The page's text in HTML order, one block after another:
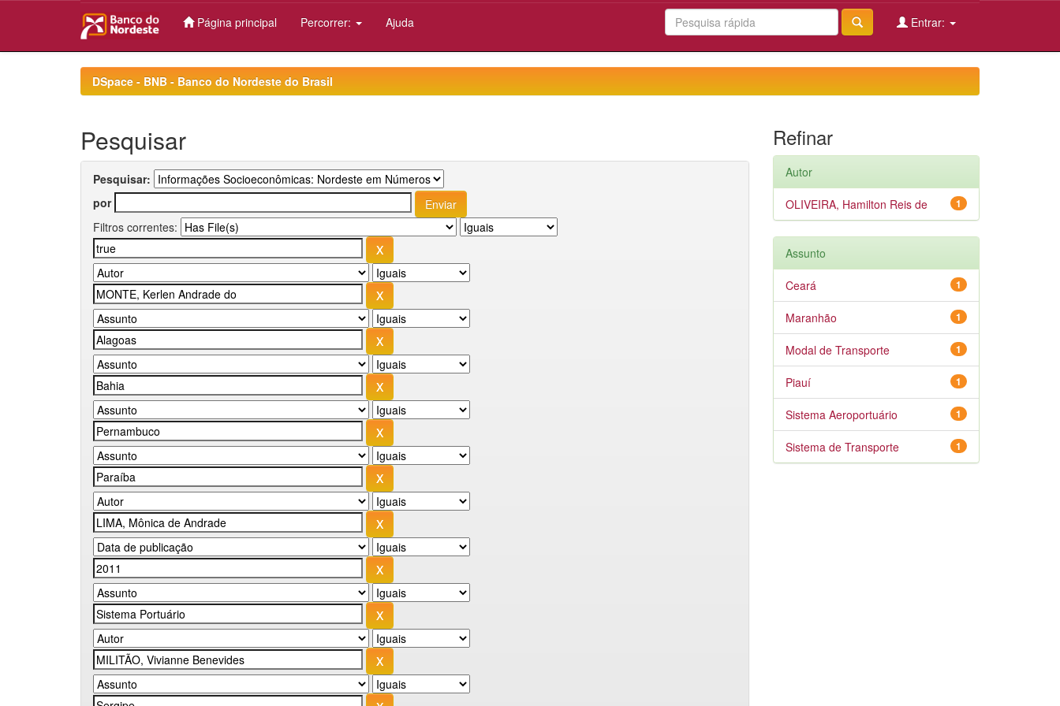
Página principal Percorrer: Ajuda Entrar:
DSpace - BNB - Banco do Nordeste do Brasil
Pesquisar
Pesquisar:
por
Filtros correntes:
Refinar
Autor
1
OLIVEIRA, Hamilton Reis de
Assunto
1
Ceará
1
Maranhão
1
Modal de Transporte
1
Piauí
1
Sistema Aeroportuário
1
Sistema de Transporte